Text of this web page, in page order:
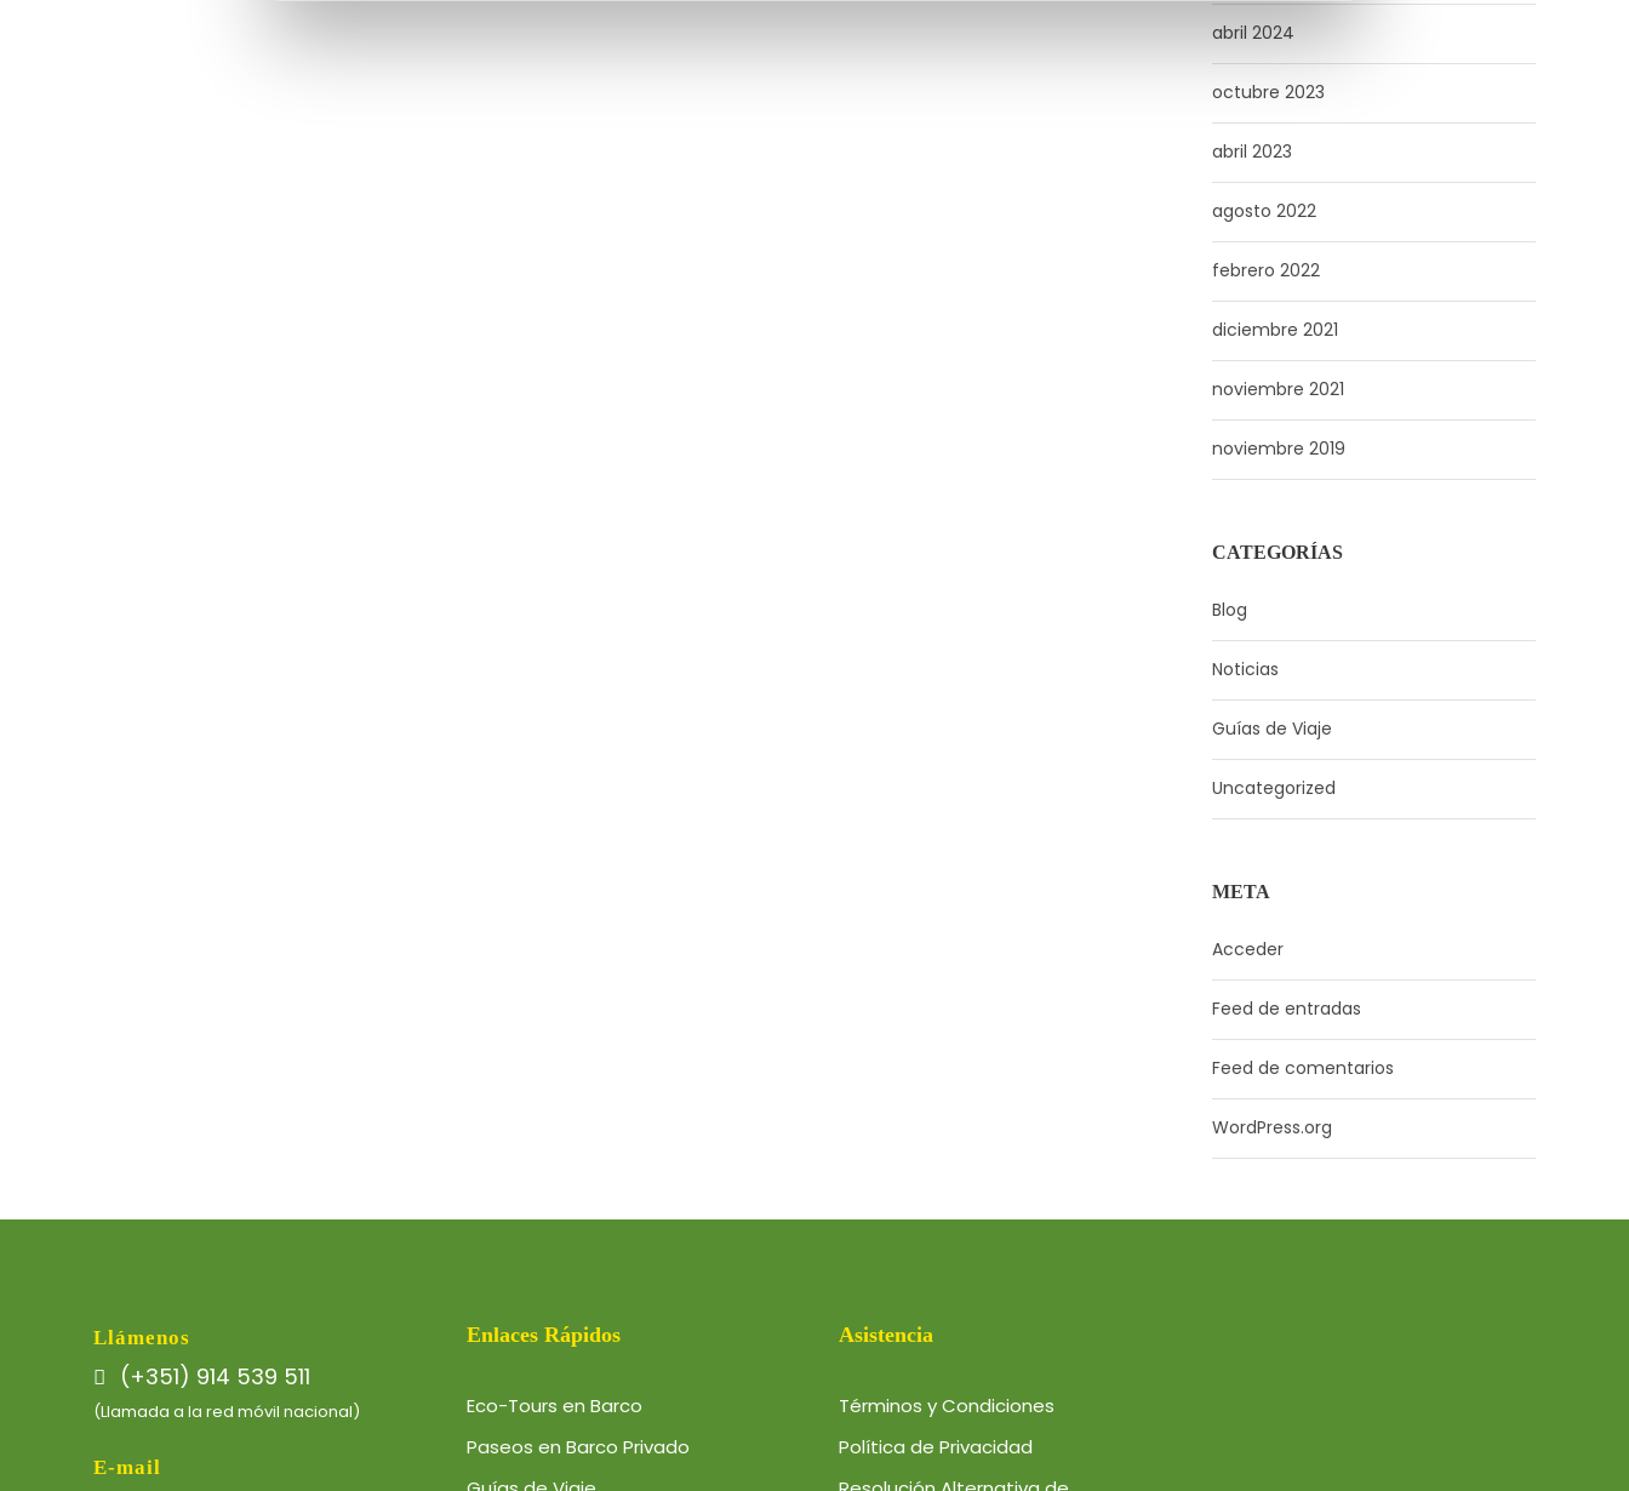
abril 2024
octubre 2023
abril 2023
agosto 2022
febrero 2022
diciembre 2021
noviembre 2021
noviembre 2019
CATEGORÍAS
Blog
Noticias
Guías de Viaje
Uncategorized
META
Acceder
Feed de entradas
Feed de comentarios
WordPress.org
Llámenos
(+351) 914 539 511
(Llamada a la red móvil nacional)
E-mail
Enlaces Rápidos
Eco-Tours en Barco
Paseos en Barco Privado
Asistencia
Términos y Condiciones
Política de Privacidad